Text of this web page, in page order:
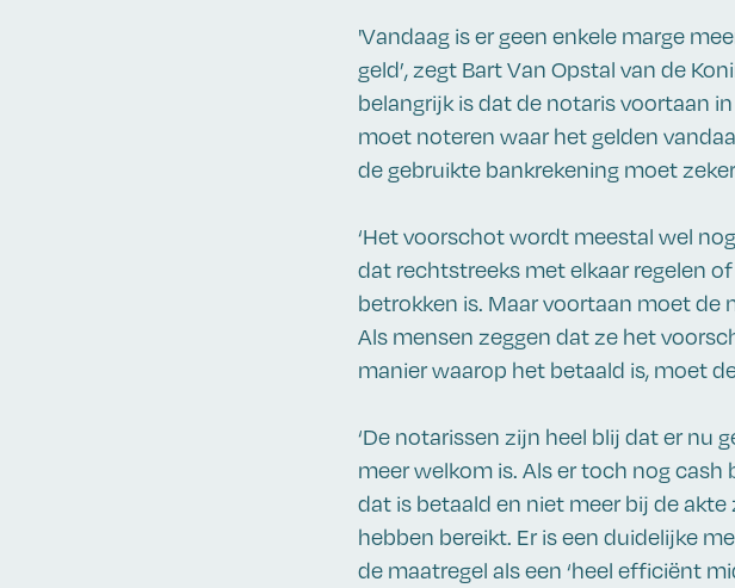
'Vandaag is er geen enkele marge
geld’, zegt Bart Van Opstal van de
belangrijk is dat de notaris voortaan
moet noteren waar het gelden
de gebruikte bankrekening moet zeker
‘Het voorschot wordt meestal wel
dat rechtstreeks met elkaar regelen
betrokken is. Maar voortaan moet
Als mensen zeggen dat ze het
manier waarop het betaald is, moet
‘De notarissen zijn heel blij dat er
meer welkom is. Als er toch nog
dat is betaald en niet meer bij de
hebben bereikt. Er is een duidelijke
de maatregel als een ‘heel efficiënt